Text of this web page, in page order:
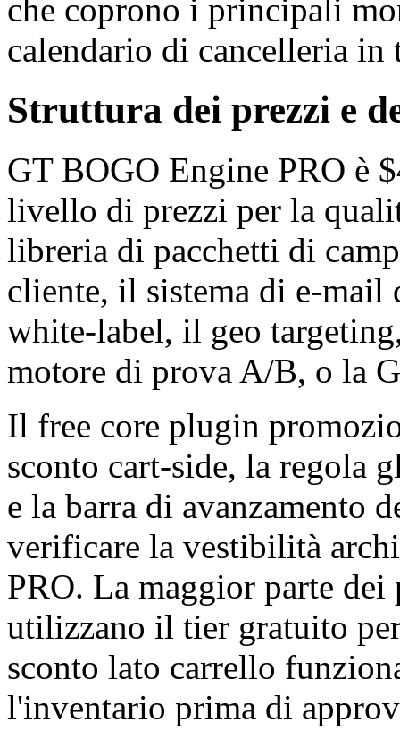
che coprono i principali
calendario di cancelleria
Struttura dei prezzi e
GT BOGO Engine PRO è
livello di prezzi per la
libreria di pacchetti di
cliente, il sistema di e-
white-label, il geo
motore di prova A/B, o la
Il free core plugin
sconto cart-side, la regola
e la barra di avanzamento
verificare la vestibilità
PRO. La maggior parte
utilizzano il tier gratuito
sconto lato carrello
l'inventario prima di